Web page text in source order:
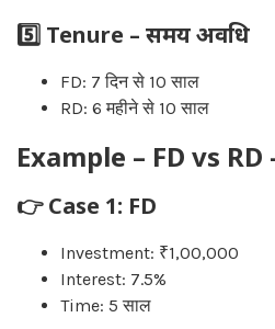
5️⃣ Tenure – समय अवधि
FD: 7 दिन से 10 साल
RD: 6 महीने से 10 साल
Example – FD vs
👉 Case 1: FD
Investment: ₹1,00,000
Interest: 7.5%
Time: 5 साल